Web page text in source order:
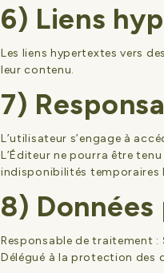
6) Liens
Les liens hypertextes vers
leur contenu.
7)
L’utilisateur s’engage à
L’Éditeur ne pourra être
indisponibilités temporaires
8) Données
Responsable de traitement :
Délégué à la protection des